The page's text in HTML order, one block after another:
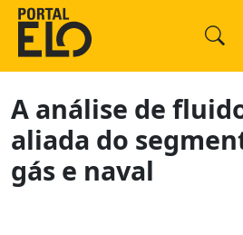
A análise de
aliada do
gás e naval